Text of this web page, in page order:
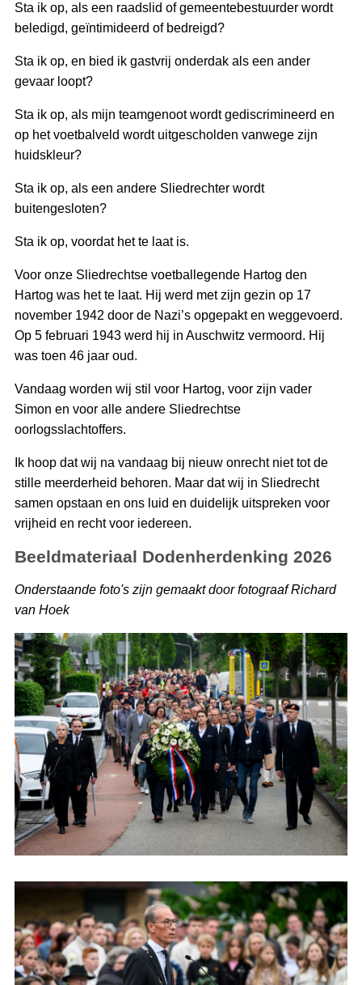
Sta ik op, als een raadslid of gemeentebestuurder wordt
beledigd, geïntimideerd of bedreigd?
Sta ik op, en bied ik gastvrij onderdak als een ander
gevaar loopt?
Sta ik op, als mijn teamgenoot wordt gediscrimineerd en
op het voetbalveld wordt uitgescholden vanwege zijn
huidskleur?
Sta ik op, als een andere Sliedrechter wordt
buitengesloten?
Sta ik op, voordat het te laat is.
Voor onze Sliedrechtse voetballegende Hartog den
Hartog was het te laat. Hij werd met zijn gezin op 17
november 1942 door de Nazi’s opgepakt en weggevoerd.
Op 5 februari 1943 werd hij in Auschwitz vermoord. Hij
was toen 46 jaar oud.
Vandaag worden wij stil voor Hartog, voor zijn vader
Simon en voor alle andere Sliedrechtse
oorlogsslachtoffers.
Ik hoop dat wij na vandaag bij nieuw onrecht niet tot de
stille meerderheid behoren. Maar dat wij in Sliedrecht
samen opstaan en ons luid en duidelijk uitspreken voor
vrijheid en recht voor iedereen.
Beeldmateriaal Dodenherdenking 2026
Onderstaande foto's zijn gemaakt door fotograaf Richard
van Hoek